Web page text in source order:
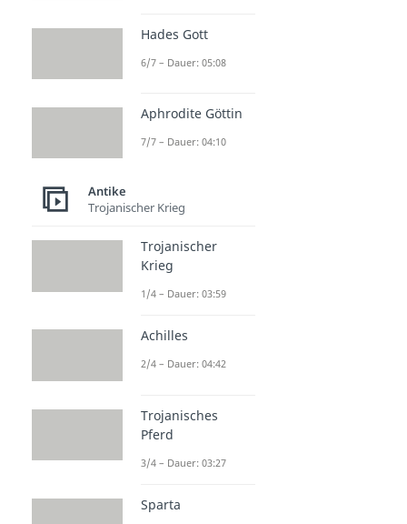
Hades Gott
6/7 – Dauer: 05:08
Aphrodite Göttin
7/7 – Dauer: 04:10
Antike
Trojanischer Krieg
Trojanischer
Krieg
1/4 – Dauer: 03:59
Achilles
2/4 – Dauer: 04:42
Trojanisches
Pferd
3/4 – Dauer: 03:27
Sparta